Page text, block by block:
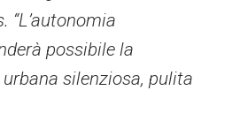
“L’autonomia
possibile la
silenziosa, pulita